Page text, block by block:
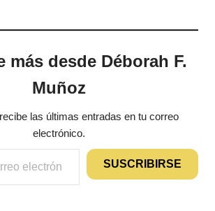
más desde Déborah F.
Muñoz
las últimas entradas en tu correo
electrónico.
SUSCRIBIRSE